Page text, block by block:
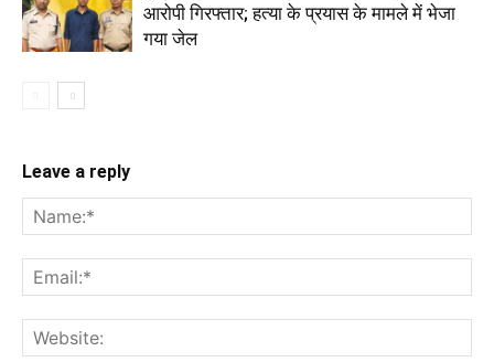
आरोपी गिरफ्तार; हत्या के प्रयास के मामले में भेजा
गया जेल
Leave a reply